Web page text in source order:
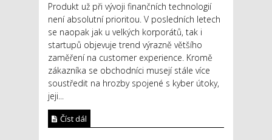
Produkt už při vývoji finančních technologií
není absolutní prioritou. V posledních letech
se naopak jak u velkých korporátů, tak i
startupů objevuje trend výrazně většího
zaměření na customer experience. Kromě
zákazníka se obchodníci musejí stále více
soustředit na hrozby spojené s kyber útoky,
jeji...
Číst dál